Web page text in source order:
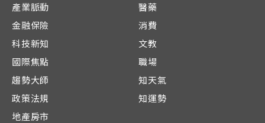
產業脈動
金融保險
科技新知
國際焦點
趨勢大師
政策法規
地產房市
醫藥
消費
文教
職場
知天氣
知運勢